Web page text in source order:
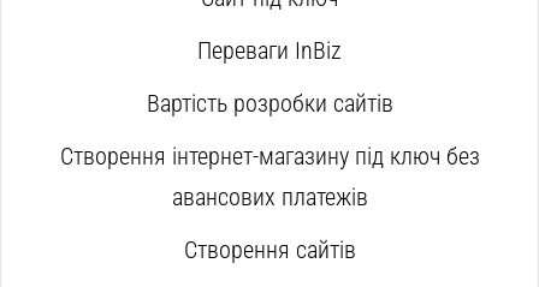
Переваги InBiz
Вартість розробки сайтів
Створення інтернет-магазину під ключ без
авансових платежів
Створення сайтів